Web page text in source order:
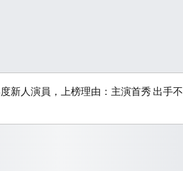
新人演員，上榜理由：主演首秀 出手不